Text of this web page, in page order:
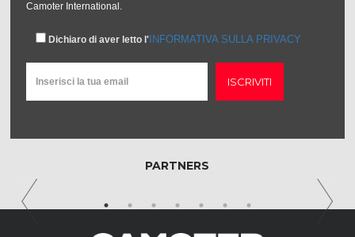
Camoter International.
Dichiaro di aver letto l' INFORMATIVA SULLA PRIVACY
ISCRIVITI
PARTNERS